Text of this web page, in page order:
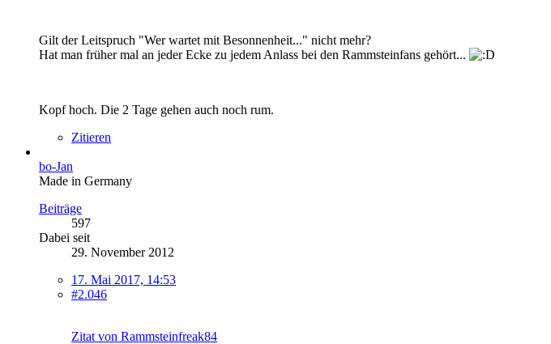
Gilt der Leitspruch "Wer wartet mit Besonnenheit..." nicht mehr?
Hat man früher mal an jeder Ecke zu jedem Anlass bei den Rammsteinfans gehört...
Kopf hoch. Die 2 Tage gehen auch noch rum.
Zitieren
bo-Jan
Made in Germany
Beiträge
597
Dabei seit
29. November 2012
17. Mai 2017, 14:53
#2.046
Zitat von Rammsteinfreak84